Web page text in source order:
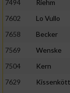
7494 Riehm
7602
Lo Vullo
7658
Becker
7569
Wenske
7504
Kern
7629